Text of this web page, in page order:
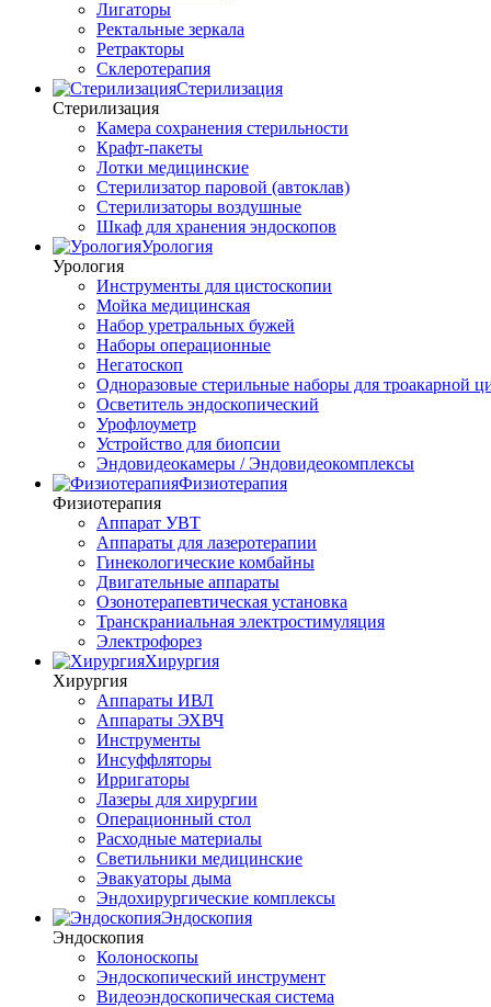
Лигаторы
Ректальные зеркала
Ретракторы
Склеротерапия
Стерилизация
Стерилизация
Камера сохранения стерильности
Крафт-пакеты
Лотки медицинские
Стерилизатор паровой (автоклав)
Стерилизаторы воздушные
Шкаф для хранения эндоскопов
Урология
Урология
Инструменты для цистоскопии
Мойка медицинская
Набор уретральных бужей
Наборы операционные
Негатоскоп
Одноразовые стерильные наборы для троакарной
Осветитель эндоскопический
Урофлоуметр
Устройство для биопсии
Эндовидеокамеры / Эндовидеокомплексы
Физиотерапия
Физиотерапия
Аппарат УВТ
Аппараты для лазеротерапии
Гинекологические комбайны
Двигательные аппараты
Озонотерапевтическая установка
Транскраниальная электростимуляция
Электрофорез
Хирургия
Хирургия
Аппараты ИВЛ
Аппараты ЭХВЧ
Инструменты
Инсуффляторы
Ирригаторы
Лазеры для хирургии
Операционный стол
Расходные материалы
Светильники медицинские
Эвакуаторы дыма
Эндохирургические комплексы
Эндоскопия
Эндоскопия
Колоноскопы
Эндоскопический инструмент
Видеоэндоскопическая система